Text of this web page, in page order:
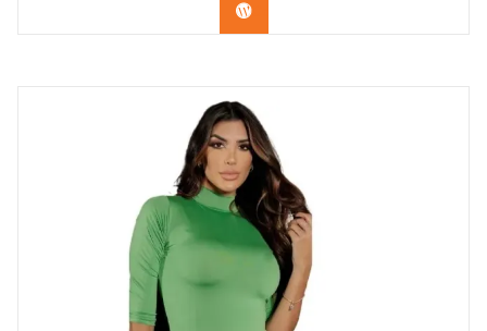
Confira na Shopee